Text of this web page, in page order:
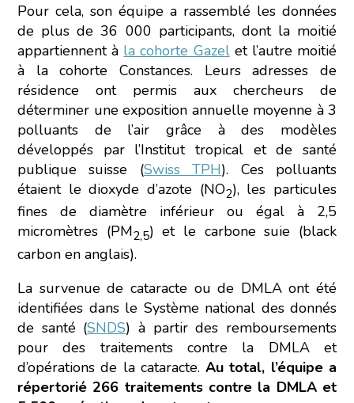
Pour cela, son équipe a rassemblé les données
de plus de 36 000 participants, dont la moitié
appartiennent à la cohorte Gazelet l’autre moitié
à la cohorte Constances. Leurs adresses de
résidence ont permis aux chercheurs de
déterminer une exposition annuelle moyenne à 3
polluants de l’air grâce à des modèles
développés par l’Institut tropical et de santé
publique suisse (Swiss TPH). Ces polluants
étaient le dioxyde d’azote (NO2), les particules
fines de diamètre inférieur ou égal à 2,5
micromètres (PM2,5)et le carbone suie (black
carbon en anglais).
La survenue de cataracte ou de DMLA ont été
identifiées dans le Système national des donnés
de santé (SNDS) à partir des remboursements
pour des traitements contre la DMLA et
d’opérations de la cataracte.Au total, l’équipe a
répertorié 266 traitements contre la DMLA et